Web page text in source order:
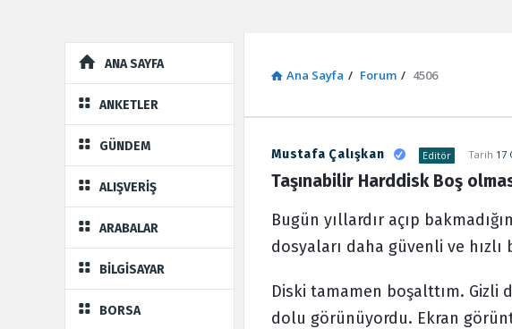
Ana Sayfa / Forum / 4506
Sosyal
Kaynak
Latest
Mustafa Çalışkan Editör Tarih 17
Taşınabilir Harddisk Boş
Bugün yıllardır açıp
dosyaları daha güvenli ve hızlı
Diski tamamen boşalttım. Gizli
dolu görünüyordu. Ekran
ExploreANA SAYFA
ANKETLER
GÜNDEM
ALIŞVERİŞ
ARABALAR
BİLGİSAYAR
BORSA